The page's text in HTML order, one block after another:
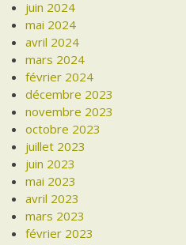
juin 2024
mai 2024
avril 2024
mars 2024
février 2024
décembre 2023
novembre 2023
octobre 2023
juillet 2023
juin 2023
mai 2023
avril 2023
mars 2023
février 2023